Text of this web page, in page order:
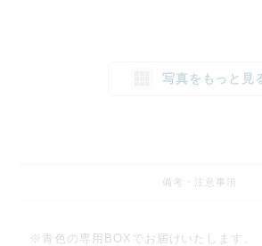
写真をもっと見
備考・注意事項
※青色の専用BOXでお届けいたします。